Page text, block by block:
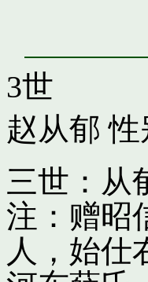
3世
赵从郁 性
三世：从
注：赠昭
人，始仕